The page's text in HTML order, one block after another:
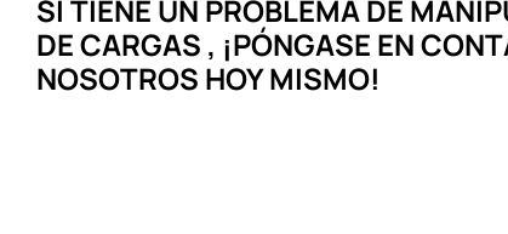
SI TIENE UN PROBLEMA DE
DE CARGAS , ¡PÓNGASE EN
NOSOTROS HOY MISMO!